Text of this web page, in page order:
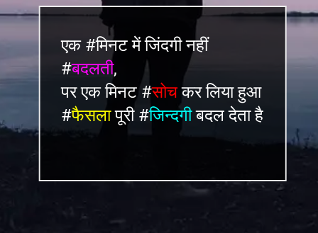
एक #मिनट में जिंदगी नहीं
#बदलती,
पर एक मिनट #सोचकर लिया हुआ
#फैसलापूरी #जिन्दगीबदल देता है